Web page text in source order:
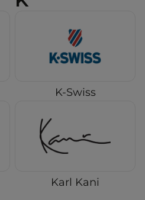
K-Swiss
Karl Kani